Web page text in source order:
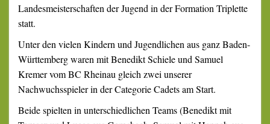
Landesmeisterschaften der Jugend in der Formation Triplette
statt.
Unter den vielen Kindern und Jugendlichen aus ganz Baden-
Württemberg waren mit Benedikt Schiele und Samuel
Kremer vom BC Rheinau gleich zwei unserer
Nachwuchsspieler in der Categorie Cadets am Start.
Beide spielten in unterschiedlichen Teams (Benedikt mit